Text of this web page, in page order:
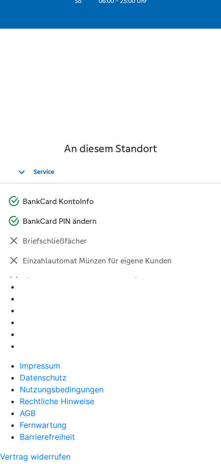
Impressum
Datenschutz
Nutzungsbedingungen
Rechtliche Hinweise
AGB
Fernwartung
Barrierefreiheit
Vertrag widerrufen